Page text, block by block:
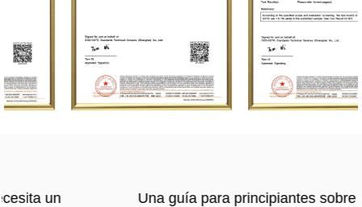
Una guía para principiantes sobre la tecnología de